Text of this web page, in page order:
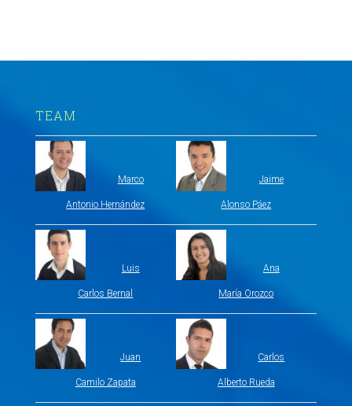
TEAM
Marco
Antonio Hernández
Jaime
Alonso Páez
Luis
Carlos Bernal
Ana
María Orozco
Juan
Camilo Zapata
Carlos
Alberto Rueda